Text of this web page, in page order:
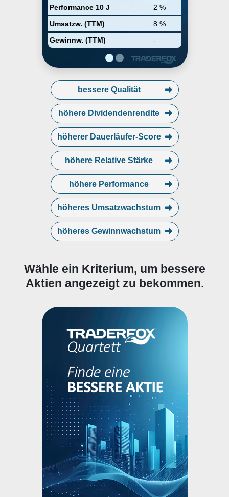
Performance 10 J
2 %
Umsatzw. (TTM)
8 %
Gewinnw. (TTM)
-
bessere Qualität
höhere Dividendenrendite
höherer Dauerläufer-Score
höhere Relative Stärke
höhere Performance
höheres Umsatzwachstum
höheres Gewinnwachstum
Wähle ein Kriterium, um bessere
Aktien angezeigt zu bekommen.